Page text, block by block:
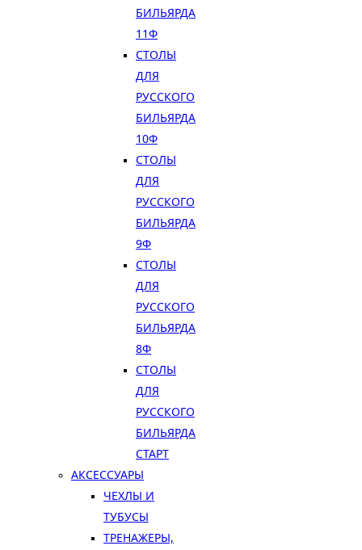
БИЛЬЯРДА
11Ф
СТОЛЫ
ДЛЯ
РУССКОГО
БИЛЬЯРДА
10Ф
СТОЛЫ
ДЛЯ
РУССКОГО
БИЛЬЯРДА
9Ф
СТОЛЫ
ДЛЯ
РУССКОГО
БИЛЬЯРДА
8Ф
СТОЛЫ
ДЛЯ
РУССКОГО
БИЛЬЯРДА
СТАРТ
АКСЕССУАРЫ
ЧЕХЛЫ И
ТУБУСЫ
ТРЕНАЖЕРЫ,